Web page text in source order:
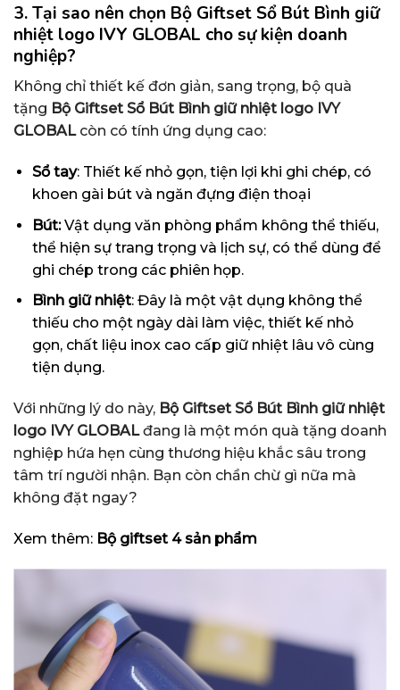
3. Tại sao nên chọn Bộ Giftset Sổ Bút Bình giữ
nhiệt logo IVY GLOBAL cho sự kiện doanh
nghiệp?
Không chỉ thiết kế đơn giản, sang trọng, bộ quà
tặng Bộ Giftset Sổ Bút Bình giữ nhiệt logo IVY
GLOBAL còn có tính ứng dụng cao:
Sổ tay: Thiết kế nhỏ gọn, tiện lợi khi ghi chép, có
khoen gài bút và ngăn đựng điện thoại
Bút:Vật dụng văn phòng phẩm không thể thiếu,
thể hiện sự trang trọng và lịch sự, có thể dùng để
ghi chép trong các phiên họp.
Bình giữ nhiệt: Đây là một vật dụng không thể
thiếu cho một ngày dài làm việc, thiết kế nhỏ
gọn, chất liệu inox cao cấp giữ nhiệt lâu vô cùng
tiện dụng.
Với những lý do này, Bộ Giftset Sổ Bút Bình giữ nhiệt
logo IVY GLOBALđang là một món quà tặng doanh
nghiệp hứa hẹn cùng thương hiệu khắc sâu trong
tâm trí người nhận. Bạn còn chần chừ gì nữa mà
không đặt ngay?
Xem thêm: Bộ giftset 4 sản phẩm